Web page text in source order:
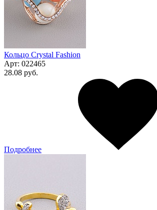
Кольцо Сrystal Fashion
Арт: 022465
28.08 руб.
Подробнее